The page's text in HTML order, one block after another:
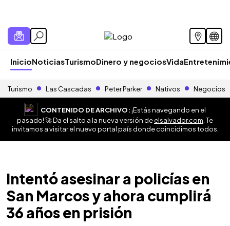
InicioNoticiasTurismoDinero y negociosVida
Turismo Las Cascadas Peter Parker Nativos Negocios
CONTENIDO DE ARCHIVO:¡Estás navegando en el
pasado! 🚀 Da el salto a la nueva versión deelsalvador.com . Te
invitamos a visitar el nuevo portal país donde coincidimos todos.
Intentó asesinar a policías en
San Marcos y ahora cumplirá
36 años en prisión